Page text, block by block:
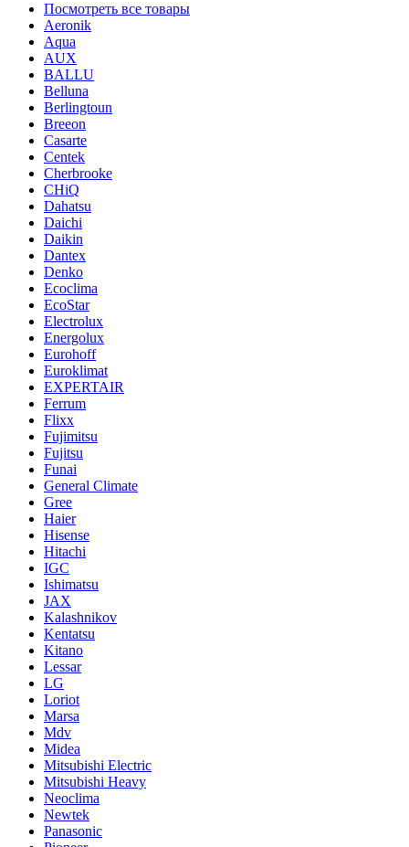
Посмотреть все товары
Aeronik
Aqua
AUX
BALLU
Belluna
Berlingtoun
Breeon
Casarte
Centek
Cherbrooke
CHiQ
Dahatsu
Daichi
Daikin
Dantex
Denko
Ecoclima
EcoStar
Electrolux
Energolux
Eurohoff
Euroklimat
EXPERTAIR
Ferrum
Flixx
Fujimitsu
Fujitsu
Funai
General Climate
Gree
Haier
Hisense
Hitachi
IGC
Ishimatsu
JAX
Kalashnikov
Kentatsu
Kitano
Lessar
LG
Loriot
Marsa
Mdv
Midea
Mitsubishi Electric
Mitsubishi Heavy
Neoclima
Newtek
Panasonic